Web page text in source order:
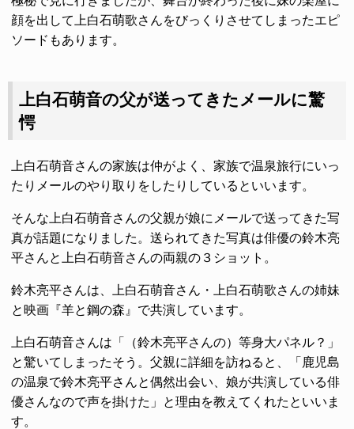
顔を出して上白石萌歌さんをびっくりさせてしまったエピ
ソードもあります。
上白石萌音の父が送ってきたメールに驚
愕
上白石萌音さんの家族は仲がよく、家族で温泉旅行にいっ
たりメールのやり取りをしたりしているといいます。
そんな上白石萌音さんの父親が娘にメールで送ってきた写
真が話題になりました。送られてきた写真は俳優の鈴木亮
平さんと上白石萌音さんの両親の３ショット。
鈴木亮平さんは、上白石萌音さん・上白石萌歌さんの姉妹
と映画『羊と鋼の森』で共演しています。
上白石萌音さんは「（鈴木亮平さんの）等身大パネル？」
と驚いてしまったそう。父親に詳細を訪ねると、「鹿児島
の温泉で鈴木亮平さんと偶然出会い、娘が共演している俳
優さんなので声を掛けた」と理由を教えてくれたといいま
す。